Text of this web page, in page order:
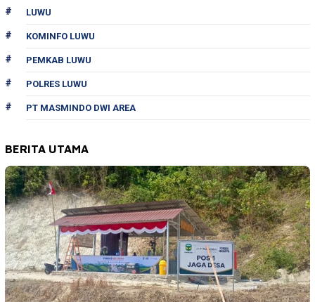
LUWU
KOMINFO LUWU
PEMKAB LUWU
POLRES LUWU
PT MASMINDO DWI AREA
BERITA UTAMA